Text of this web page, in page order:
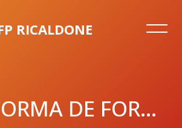
RICALDONE
PLATAFORMA DE FORMACIÓN CENTRO DE FORMACIÓN PROFESIONAL